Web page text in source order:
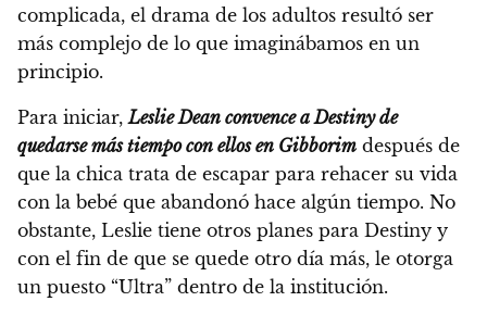
complicada, el drama de los adultos resultó ser
más complejo de lo que imaginábamos en un
principio.
Para iniciar,Leslie Dean convence a Destiny de
quedarse más tiempo con ellos en Gibborim después de
que la chica trata de escapar para rehacer su vida
con la bebé que abandonó hace algún tiempo. No
obstante, Leslie tiene otros planes para Destiny y
con el fin de que se quede otro día más, le otorga
un puesto “Ultra” dentro de la institución.